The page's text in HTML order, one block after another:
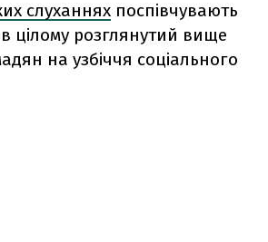
слуханнях поспівчувають
цілому розглянутий вище
на узбіччя соціального